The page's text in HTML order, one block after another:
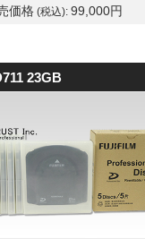
価格 (税込): 99,000円
23GB